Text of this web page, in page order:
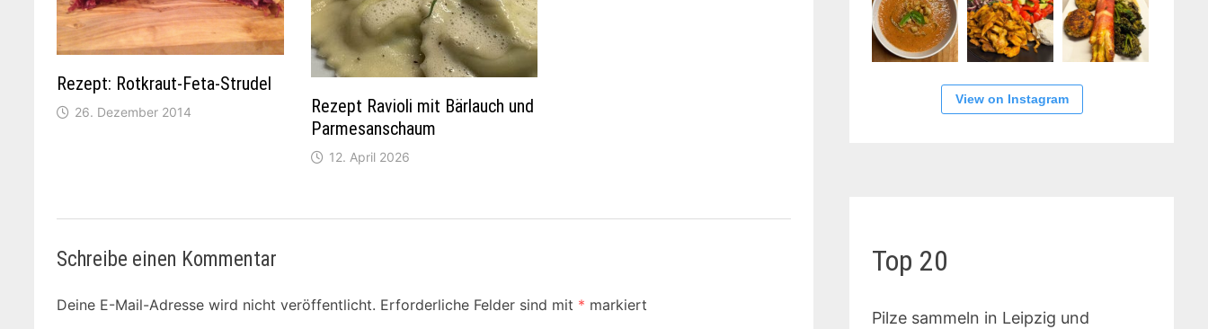
Rezept: Rotkraut-Feta-Strudel
26. Dezember 2014
Rezept Ravioli mit Bärlauch und
Parmesanschaum
12. April 2026
Schreibe einen Kommentar
Deine E-Mail-Adresse wird nicht veröffentlicht. Erforderliche Felder sind mit * markiert
View on Instagram
Top 20
Pilze sammeln in Leipzig und